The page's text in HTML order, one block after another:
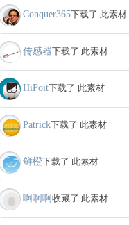
Conquer365下载了 此素材
传感器下载了 此素材
HiPoit下载了 此素材
Patrick下载了 此素材
鲜橙下载了 此素材
啊啊啊 收藏了 此素材